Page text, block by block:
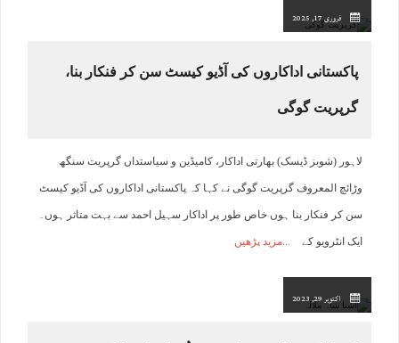
فروری 17, 2025
پاکستانی اداکاروں کی آڈیو کیسٹ سن کر فنکار بنا،
گرپریت گوگی
لاہور (شوبز ڈیسک) بھارتی اداکار، کامیڈین و سیاستداں گرپریت سنگھ
وڑائچ المعروف گرپریت گوگی نے کہا کہ پاکستانی اداکاروں کی آڈیو کیسٹ
سن کر فنکار بنا ہوں خاص طور پر اداکار سہیل احمد سے بہت متاثر ہوں۔
ایک انٹرویو کے مزید پڑھیں
اکتوبر 29, 2023